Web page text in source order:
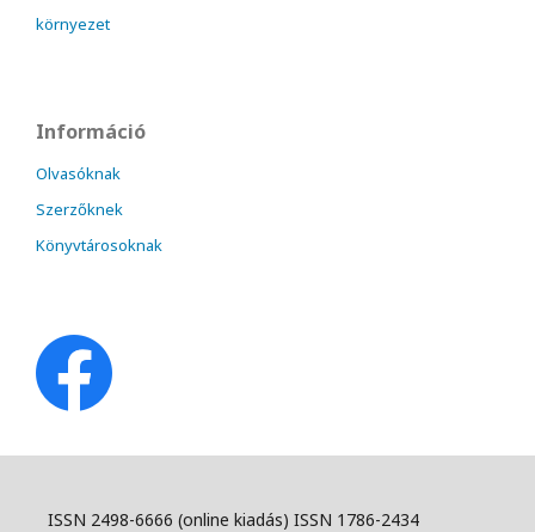
környezet
Információ
Olvasóknak
Szerzőknek
Könyvtárosoknak
ISSN 2498-6666 (online kiadás) ISSN 1786-2434